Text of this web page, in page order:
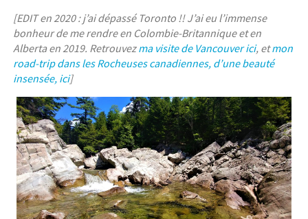
[EDIT en 2020 : j’ai dépassé Toronto !! J’ai eu l’immense
bonheur de me rendre en Colombie-Britannique et en
Alberta en 2019. Retrouvezma visite de Vancouver ici, etmon
road-trip dans les Rocheuses canadiennes, d’une beauté
insensée, ici]